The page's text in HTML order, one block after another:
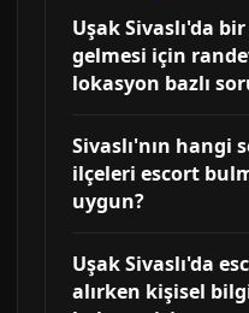
Uşak Sivaslı'da
gelmesi için
lokasyon bazlı
Sivaslı'nın hangi
ilçeleri escort
uygun?
Uşak Sivaslı'da
alırken kişisel